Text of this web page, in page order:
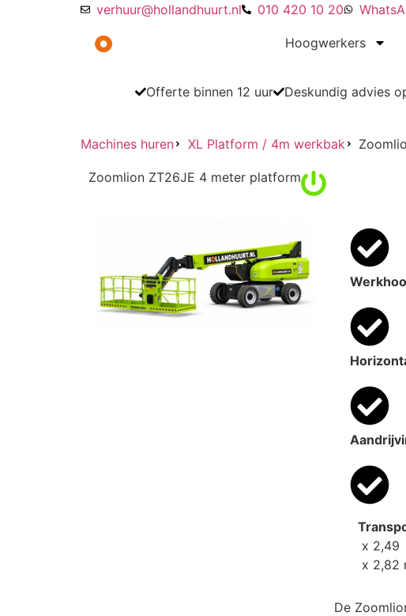
verhuur@hollandhuurt.nl 010 420 10 20
Hoogwerkers
Offerte binnen 12 uur Deskundig advies
Machines huren XL Platform / 4m werkbak
Zoomlion ZT26JE 4 meter platform
x 2,49
x 2,82
De